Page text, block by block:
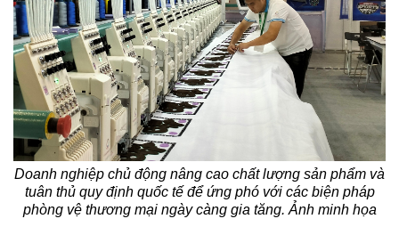
Doanh nghiệp chủ động nâng cao chất lượng sản phẩm và
tuân thủ quy định quốc tế để ứng phó với các biện pháp
phòng vệ thương mại ngày càng gia tăng. Ảnh minh họa